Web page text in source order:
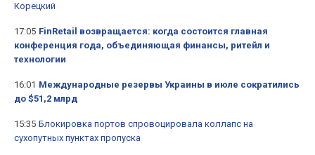
Корецкий
17:05 FinRetail возвращается: когда состоится главная
конференция года, объединяющая финансы, ритейл и
технологии
16:01 Международные резервы Украины в июле сократились
до $51,2 млрд
15:35 Блокировка портов спровоцировала коллапс на
сухопутных пунктах пропуска